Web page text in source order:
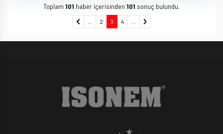
Toplam 101 haber içerisinden 101 sonuç bulundu.
2 3 4